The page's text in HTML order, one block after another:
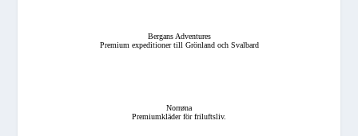
Bergans Adventures
Premium expeditioner till Grönland och Svalbard
Norrøna
Premiumkläder för friluftsliv.